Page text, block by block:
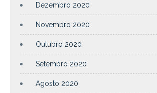
Dezembro 2020
Novembro 2020
Outubro 2020
Setembro 2020
Agosto 2020